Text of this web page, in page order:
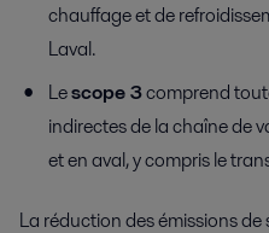
chauffage et de
Laval.
Lescope 3comprend
indirectes de la chaîne de
et en aval, y compris le
La réduction des émissions